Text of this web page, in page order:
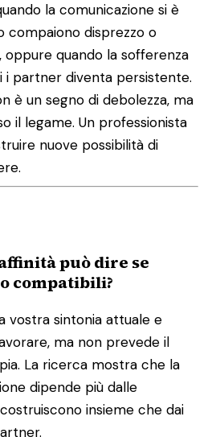
la comunicazione si è
compaiono disprezzo o
oppure quando la sofferenza
i partner diventa persistente.
è un segno di debolezza, ma
il legame. Un professionista
nuove possibilità di
può dire se
compatibili?
vostra sintonia attuale e
ma non prevede il
La ricerca mostra che la
dipende più dalle
insieme che dai